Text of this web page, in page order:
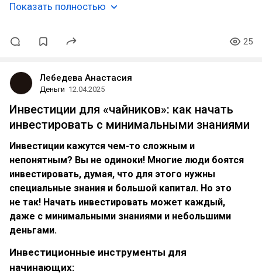
Показать полностью
25
Лебедева Анастасия
Деньги 12.04.2025
Инвестиции для «чайников»: как начать
инвестировать с минимальными знаниями
Инвестиции кажутся чем-то сложным и
непонятным? Вы не одиноки! Многие люди боятся
инвестировать, думая, что для этого нужны
специальные знания и большой капитал. Но это
не так! Начать инвестировать может каждый,
даже с минимальными знаниями и небольшими
деньгами.
Инвестиционные инструменты для
начинающих: